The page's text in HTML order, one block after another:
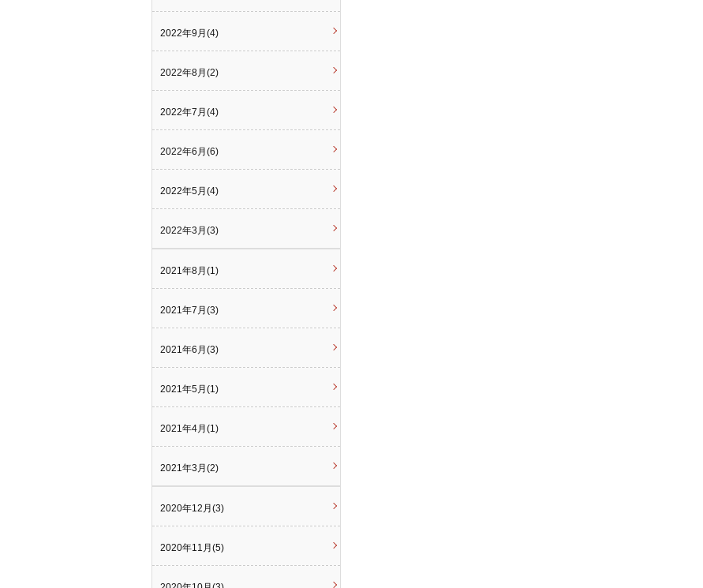
2022年9月(4)
2022年8月(2)
2022年7月(4)
2022年6月(6)
2022年5月(4)
2022年3月(3)
2021年8月(1)
2021年7月(3)
2021年6月(3)
2021年5月(1)
2021年4月(1)
2021年3月(2)
2020年12月(3)
2020年11月(5)